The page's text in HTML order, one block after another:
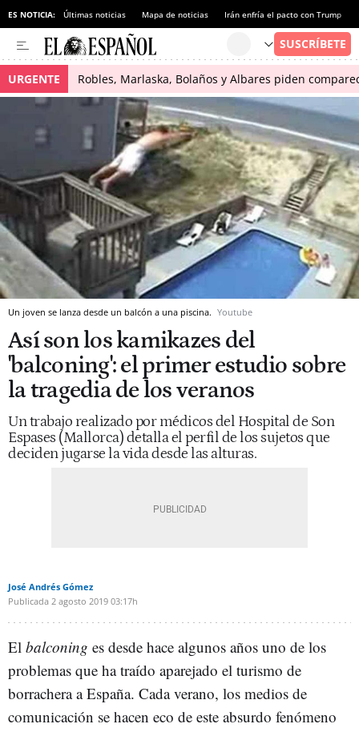
ES NOTICIA: Últimas noticias Mapa de noticias Irán enfría el pacto con Trump
URGENTE Robles, Marlaska, Bolaños y Albares piden
Un joven se lanza desde un balcón a una piscina. Youtube
Así son los kamikazes del
'balconing': el primer estudio sobre
la tragedia de los veranos
Un trabajo realizado por médicos del Hospital de Son
Espases (Mallorca) detalla el perfil de los sujetos que
deciden jugarse la vida desde las alturas.
José Andrés Gómez
Publicada 2 agosto 2019 03:17h
El balconing es desde hace algunos años uno de los
problemas que ha traído aparejado el turismo de
borrachera a España. Cada verano, los medios de
comunicación se hacen eco de este absurdo fenómeno